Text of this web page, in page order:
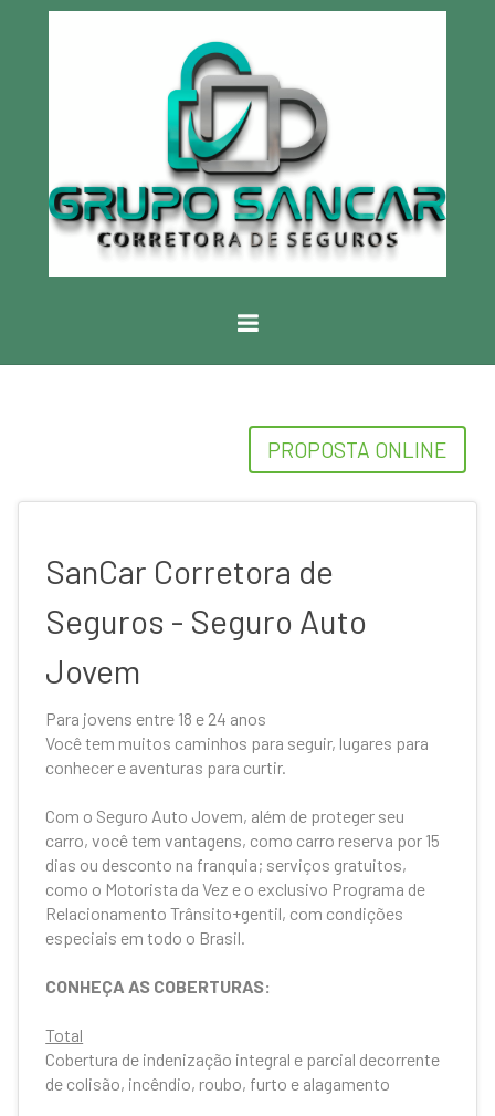
PROPOSTA ONLINE
SanCar Corretora de
Seguros - Seguro Auto
Jovem
Para jovens entre 18 e 24 anos
Você tem muitos caminhos para seguir, lugares para
conhecer e aventuras para curtir.
Com o Seguro Auto Jovem, além de proteger seu
carro, você tem vantagens, como carro reserva por 15
dias ou desconto na franquia; serviços gratuitos,
como o Motorista da Vez e o exclusivo Programa de
Relacionamento Trânsito+gentil, com condições
especiais em todo o Brasil.
CONHEÇA AS COBERTURAS:
Total
Cobertura de indenização integral e parcial decorrente
de colisão, incêndio, roubo, furto e alagamento